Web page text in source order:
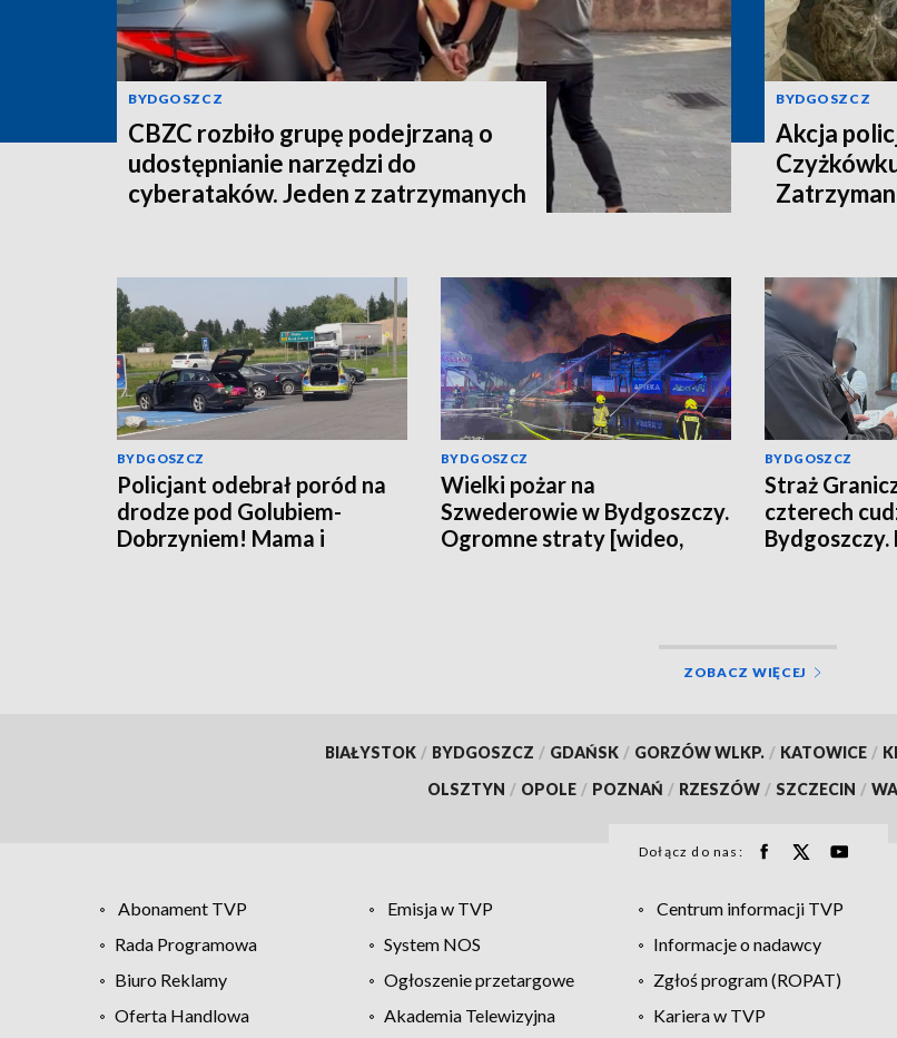
BYDGOSZCZ
CBZC rozbiło grupę podejrzaną o
udostępnianie narzędzi do
cyberataków. Jeden z zatrzymanych
BYDGOSZCZ
Akcja
BYDGOSZCZ
Policjant odebrał poród na
drodze pod Golubiem-
Dobrzyniem! Mama i
BYDGOSZCZ
Wielki pożar na
Szwederowie w Bydgoszczy.
Ogromne straty [wideo,
BYDGOSZCZ
Straż
czterech
Bydgoszczy.
ZOBACZ WIĘCEJ
BIAŁYSTOK / BYDGOSZCZ / GDAŃSK / GORZÓW WLKP. / KATOWICE /
OLSZTYN / OPOLE / POZNAŃ / RZESZÓW / SZCZECIN /
Dołącz do nas:
Abonament TVP Emisja w TVP Centrum informacji TVP
Rada Programowa
System NOS Informacje o nadawcy
Biuro Reklamy
Ogłoszenie przetargowe Zgłoś program (ROPAT)
Oferta Handlowa
Akademia Telewizyjna Kariera w TVP